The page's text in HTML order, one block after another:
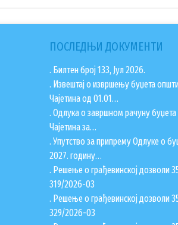
ПОСЛЕДЊИ ДОКУМЕНТИ
. Билтен број 133, Јул 2026.
. Извештај о извршењу буџета
Чајетина од 01.01…
. Одлука о завршном рачуну
Чајетина за…
. Упутство за припрему Одлуке о
2027. годину…
. Решење о грађевинској дозволи
319/2026-03
. Решење о грађевинској дозволи
329/2026-03